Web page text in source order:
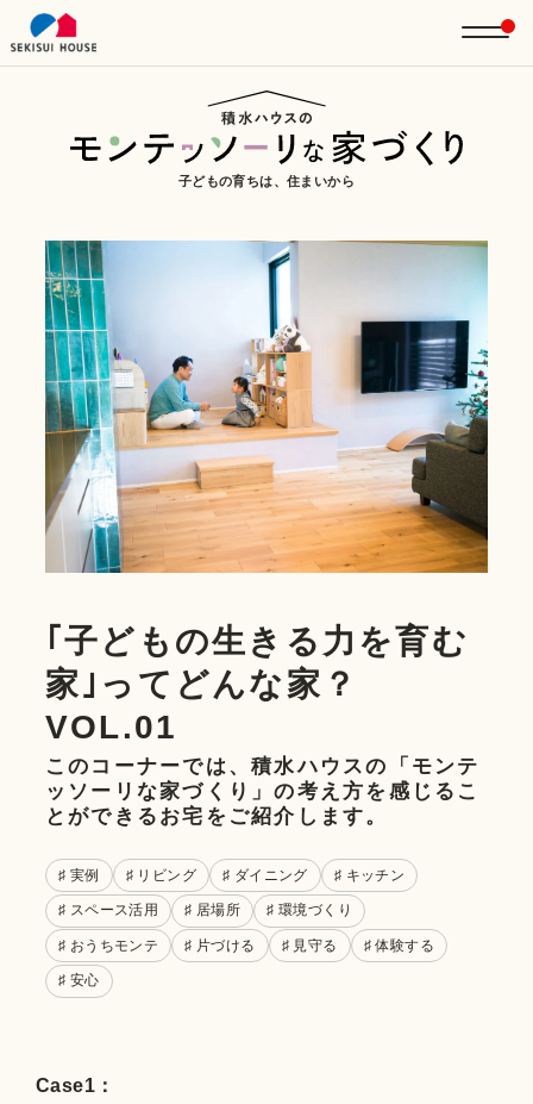
子どもの育ちは、住まいから
｢子どもの生きる力を育む
家｣ってどんな家？
VOL.01
このコーナーでは、積水ハウスの「モンテ
ッソーリな家づくり」の考え方を感じるこ
とができるお宅をご紹介します。
♯ 実例 ♯ リビング ♯ ダイニング ♯ キッチン
♯ スペース活用 ♯ 居場所 ♯ 環境づくり
♯ おうちモンテ ♯ 片づける ♯ 見守る ♯ 体験する
♯ 安心
Case1：